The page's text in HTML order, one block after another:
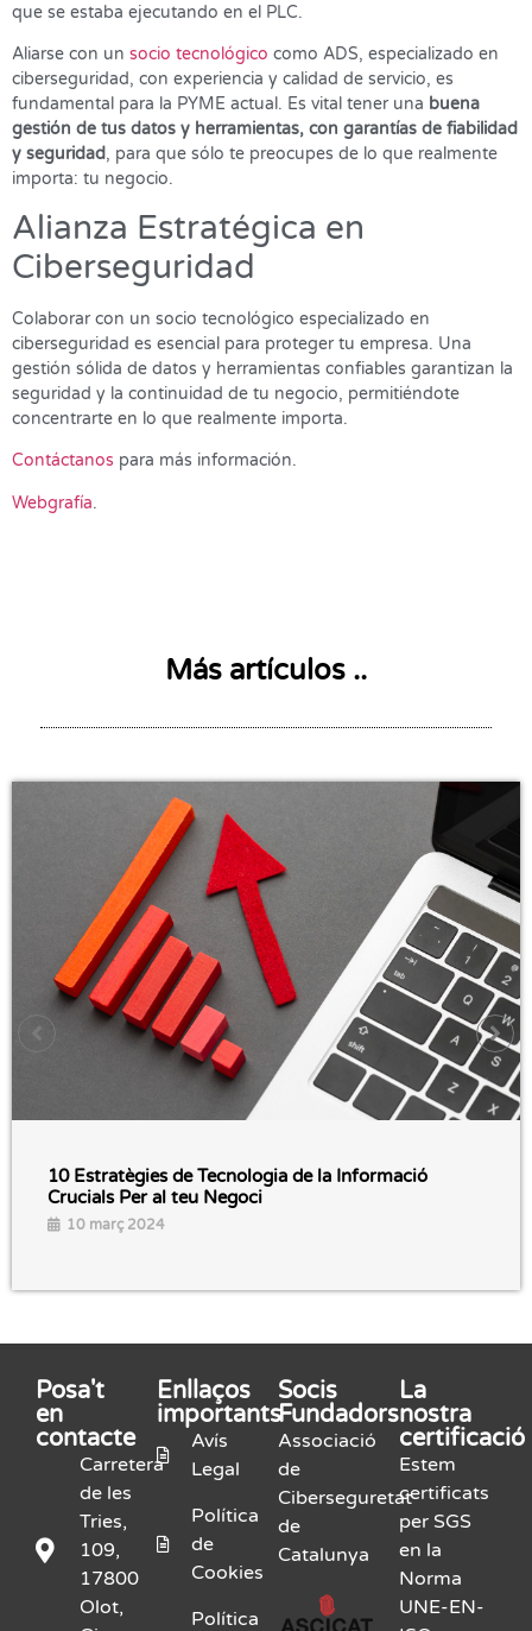
que se estaba ejecutando en el PLC.
Aliarse con un socio tecnológico como ADS, especializado en
ciberseguridad, con experiencia y calidad de servicio, es
fundamental para la PYME actual. Es vital tener una buena
gestión de tus datos y herramientas, con garantías de fiabilidad
y seguridad, para que sólo te preocupes de lo que realmente
importa: tu negocio.
Alianza Estratégica en
Ciberseguridad
Colaborar con un socio tecnológico especializado en
ciberseguridad es esencial para proteger tu empresa. Una
gestión sólida de datos y herramientas confiables garantizan la
seguridad y la continuidad de tu negocio, permitiéndote
concentrarte en lo que realmente importa.
Contáctanos para más información.
Webgrafía.
Más artículos ..
10 Estratègies de Tecnologia de la Informació
Crucials Per al teu Negoci
10 març 2024
Posa't
en
contacte
Carretera
de les
Tries,
109,
17800
Olot,
Enllaços
importants
Avís
Legal
Política
de
Cookies
Política
Socis
Fundadors
Associació
de
Ciberseguretat
de
Catalunya
La
nostra
certificació
Estem
certificats
per SGS
en la
Norma
UNE-EN-